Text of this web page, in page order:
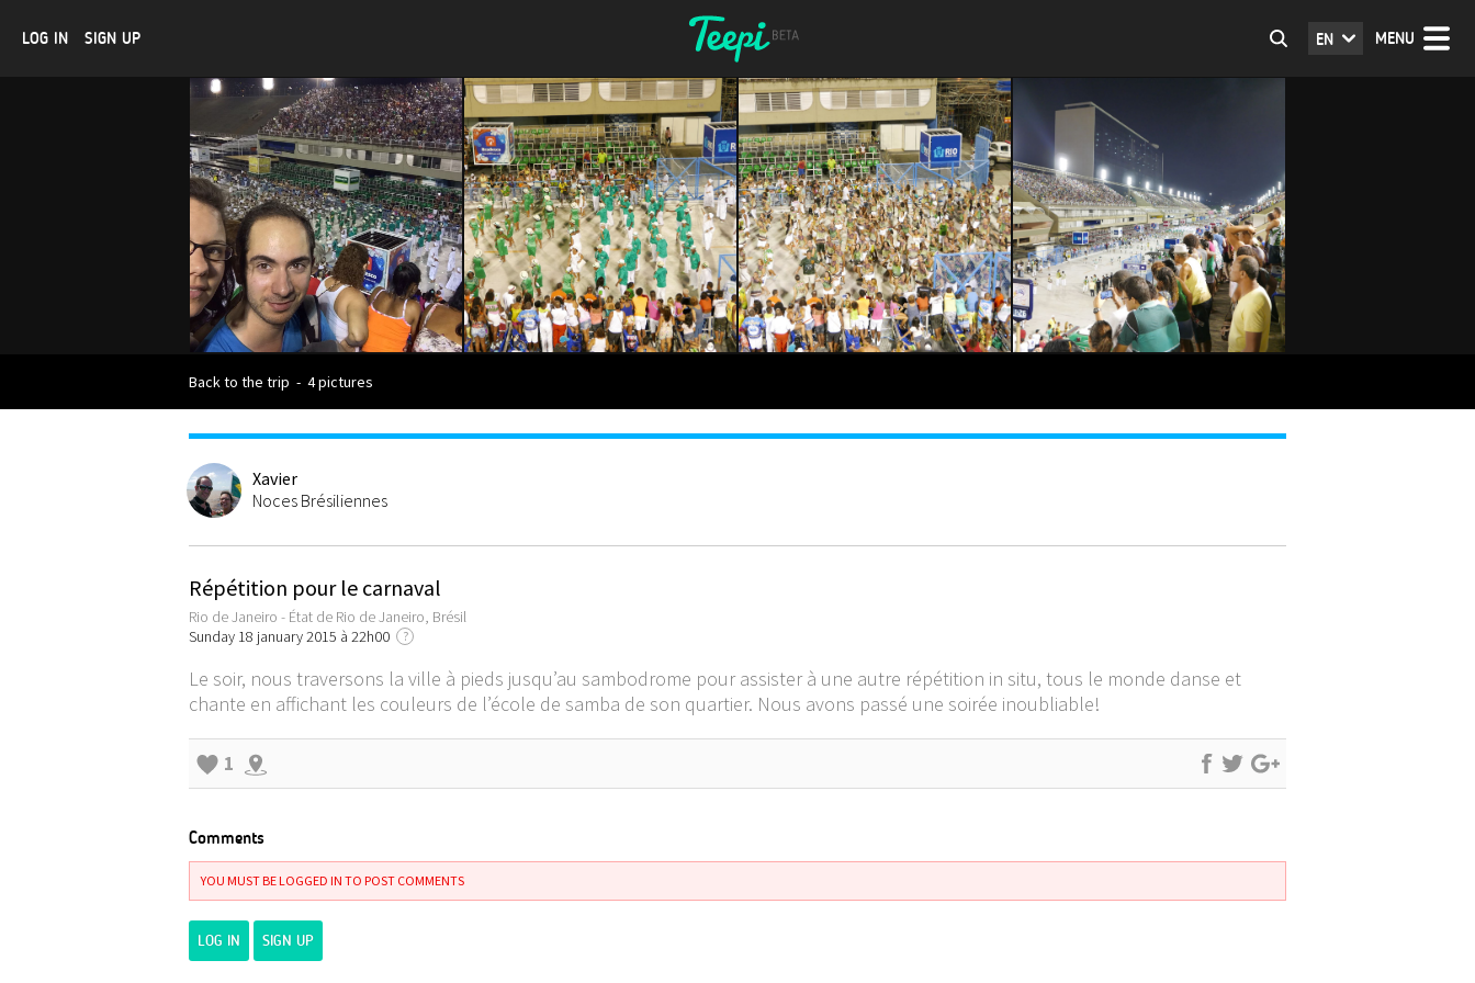
LOG IN SIGN UP MENU
EN
Back to the trip - 4 pictures
Xavier
Noces Brésiliennes
Répétition pour le carnaval
Rio de Janeiro - État de Rio de Janeiro, Brésil
Sunday 18 january 2015 à 22h00
?
Le soir, nous traversons la ville à pieds jusqu’au sambodrome pour assister à une autre répétition in situ, tous le monde danse et
chante en affichant les couleurs de l’école de samba de son quartier. Nous avons passé une soirée inoubliable!
1
Comments
YOU MUST BE LOGGED IN TO POST COMMENTS
LOG IN SIGN UP